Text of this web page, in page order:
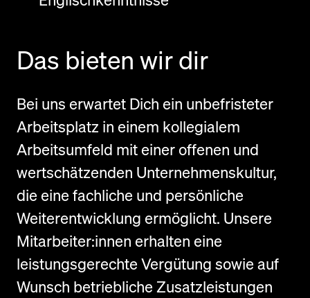
Das bieten wir dir
Bei uns erwartet Dich ein unbefristeter
Arbeitsplatz in einem kollegialem
Arbeitsumfeld mit einer offenen und
wertschätzenden Unternehmenskultur,
die eine fachliche und persönliche
Weiterentwicklung ermöglicht. Unsere
Mitarbeiter:innen erhalten eine
leistungsgerechte Vergütung sowie auf
Wunsch betriebliche Zusatzleistungen